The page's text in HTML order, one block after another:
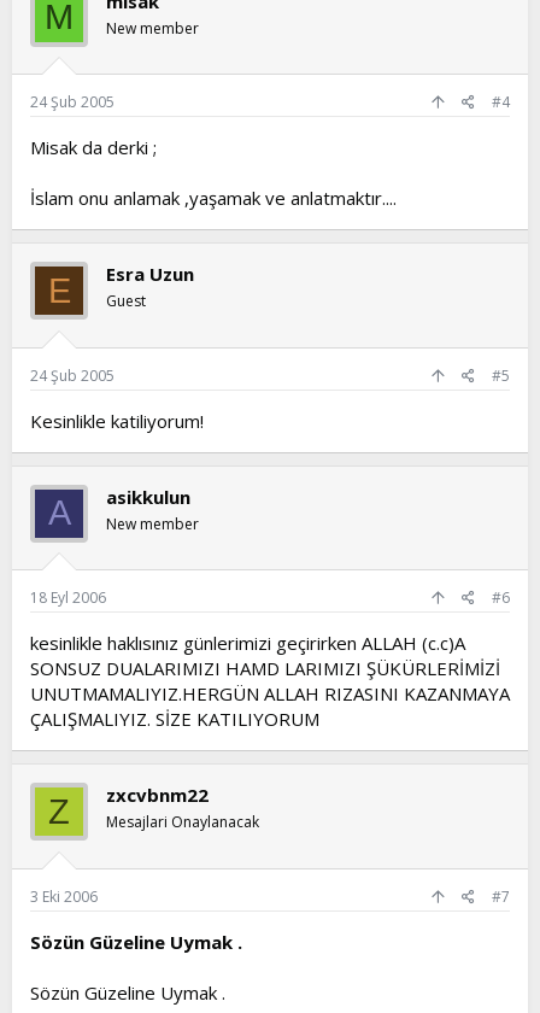
M New member
24 Şub 2005 #4
Misak da derki ;
İslam onu anlamak ,yaşamak ve anlatmaktır....
E Esra Uzun
Guest
24 Şub 2005 #5
Kesinlikle katiliyorum!
A asikkulun
New member
18 Eyl 2006 #6
kesinlikle haklısınız günlerimizi geçirirken ALLAH (c.c)A
SONSUZ DUALARIMIZI HAMD LARIMIZI ŞÜKÜRLERİMİZİ
UNUTMAMALIYIZ.HERGÜN ALLAH RIZASINI KAZANMAYA
ÇALIŞMALIYIZ. SİZE KATILIYORUM
Z zxcvbnm22
Mesajlari Onaylanacak
3 Eki 2006 #7
Sözün Güzeline Uymak .
Sözün Güzeline Uymak .